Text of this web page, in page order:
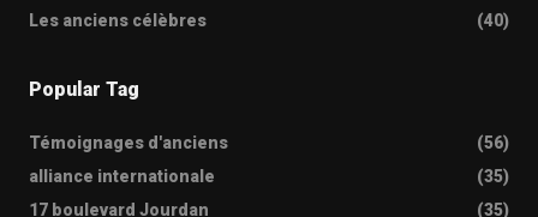
Les anciens célèbres
(40)
Popular Tag
Témoignages d'anciens
(56)
alliance internationale
(35)
17 boulevard Jourdan
(35)